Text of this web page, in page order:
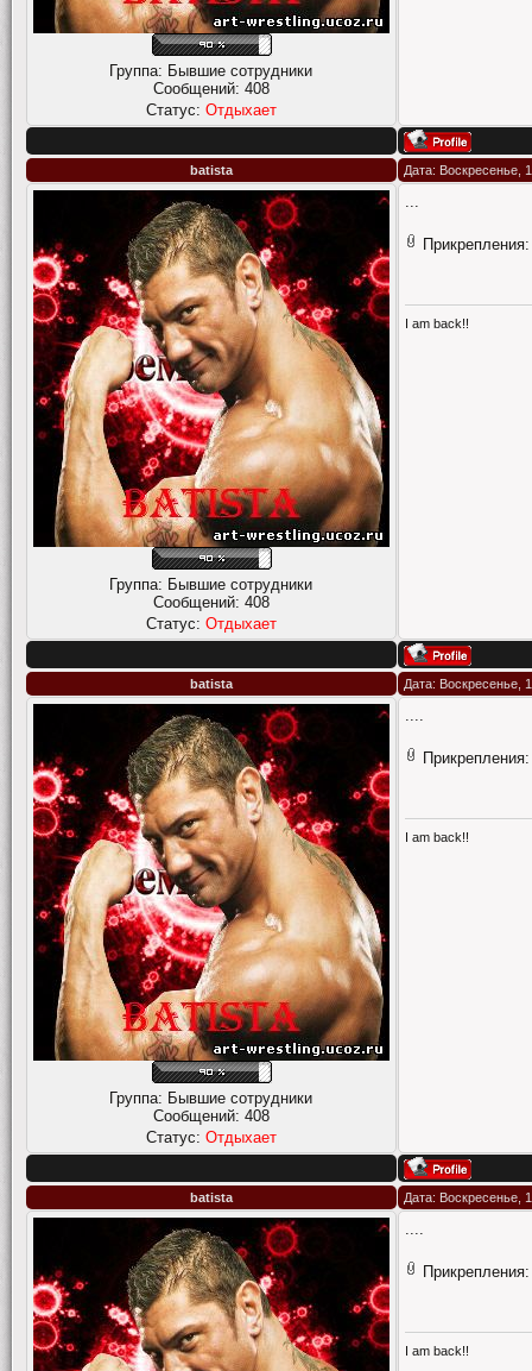
Группа: Бывшие сотрудники
Сообщений: 408
Статус: Отдыхает
batista Дата: Воскресенье,
Группа: Бывшие сотрудники
Сообщений: 408
Статус: Отдыхает
...
I am back!!
batista Дата: Воскресенье,
Группа: Бывшие сотрудники
Сообщений: 408
Статус: Отдыхает
....
I am back!!
batista Дата: Воскресенье,
....
I am back!!